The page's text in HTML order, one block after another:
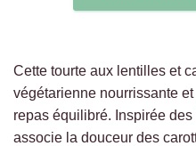
Cette tourte aux lentilles et
végétarienne nourrissante
repas équilibré. Inspirée
associe la douceur des